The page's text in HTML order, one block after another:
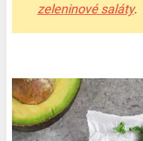
zeleninové saláty.